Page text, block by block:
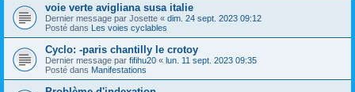
voie verte avigliana susa italie
Dernier message par Josette « dim. 24 sept. 2023 09:12
Posté dans Les voies cyclables
Cyclo: -paris chantilly le crotoy
Dernier message par fifihu20 « lun. 11 sept. 2023 09:35
Posté dans Manifestations